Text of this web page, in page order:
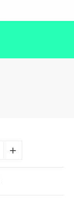
+